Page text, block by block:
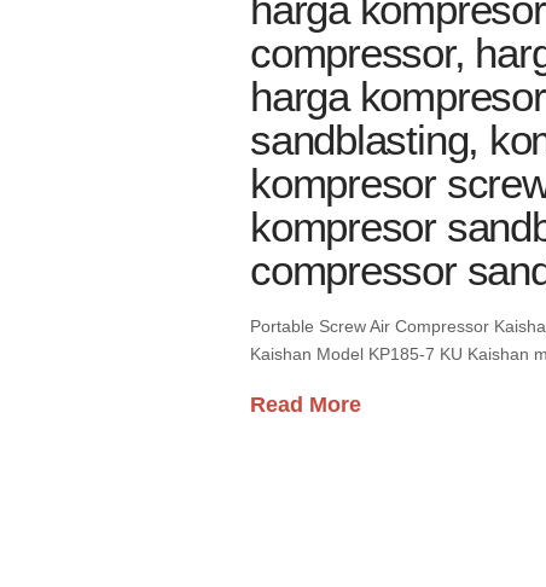
compressor,
harga
sandblasting,
kompresor
kompresor
compressor
Portable Screw Air Compressor
Kaishan Model KP185-7 KU Kaishan
Read More